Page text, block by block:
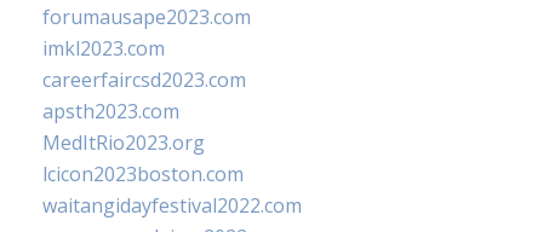
forumausape2023.com
imkl2023.com
careerfaircsd2023.com
apsth2023.com
MedItRio2023.org
lcicon2023boston.com
waitangidayfestival2022.com